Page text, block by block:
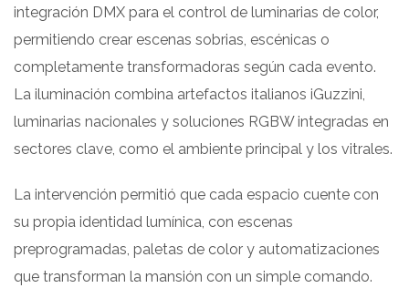
integración DMX para el control de luminarias de color,
permitiendo crear escenas sobrias, escénicas o
completamente transformadoras según cada evento.
La iluminación combina artefactos italianos iGuzzini,
luminarias nacionales y soluciones RGBW integradas en
sectores clave, como el ambiente principal y los vitrales.
La intervención permitió que cada espacio cuente con
su propia identidad lumínica, con escenas
preprogramadas, paletas de color y automatizaciones
que transforman la mansión con un simple comando.